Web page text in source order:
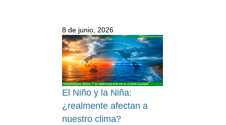
8 de junio, 2026
El Niño y la Niña:
¿realmente afectan a
nuestro clima?